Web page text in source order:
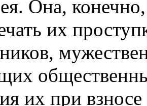
Она,
их
их при